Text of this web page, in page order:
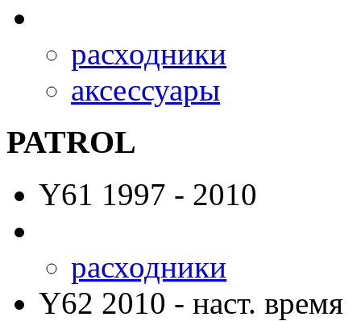
расходники
аксессуары
PATROL
Y61 1997 - 2010
расходники
Y62 2010 - наст. время